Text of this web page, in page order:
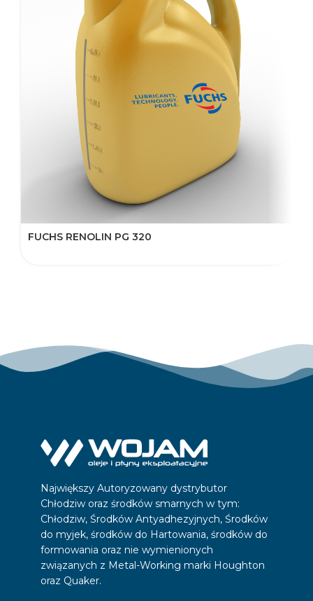
FUCHS RENOLIN PG 320
Największy Autoryzowany dystrybutor
Chłodziw oraz środków smarnych w tym:
Chłodziw, Środków Antyadhezyjnych, Środków
do myjek, środków do Hartowania, środków do
formowania oraz nie wymienionych
związanych z Metal-Working marki Houghton
oraz Quaker.